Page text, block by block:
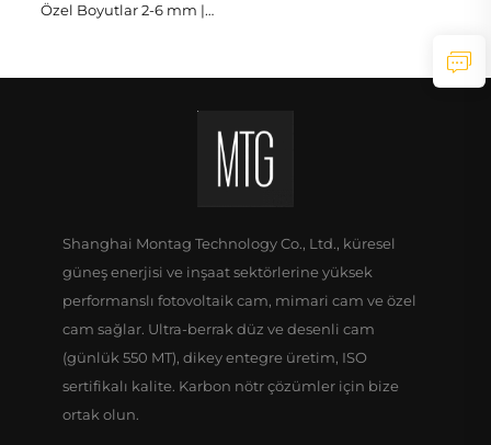
Özel Boyutlar 2-6 mm |
Shanghai Montag Technology Co., Ltd., küresel
güneş enerjisi ve inşaat sektörlerine yüksek
performanslı fotovoltaik cam, mimari cam ve özel
cam sağlar. Ultra-berrak düz ve desenli cam
(günlük 550 MT), dikey entegre üretim, ISO
sertifikalı kalite. Karbon nötr çözümler için bize
ortak olun.